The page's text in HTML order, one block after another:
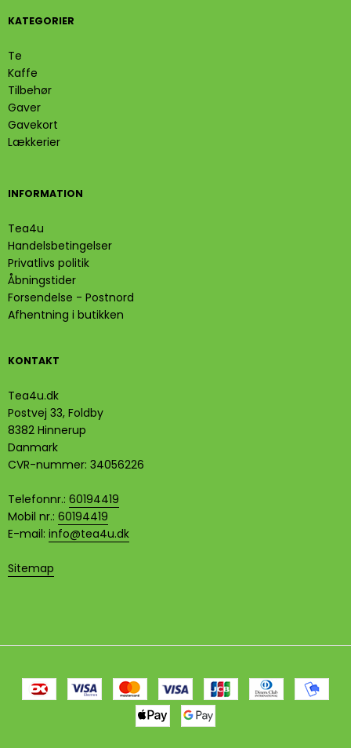
KATEGORIER
Te
Kaffe
Tilbehør
Gaver
Gavekort
Lækkerier
INFORMATION
Tea4u
Handelsbetingelser
Privatlivs politik
Åbningstider
Forsendelse - Postnord
Afhentning i butikken
KONTAKT
Tea4u.dk
Postvej 33, Foldby
8382 Hinnerup
Danmark
CVR-nummer: 34056226
Telefonnr.: 60194419
Mobil nr.: 60194419
E-mail: info@tea4u.dk
Sitemap